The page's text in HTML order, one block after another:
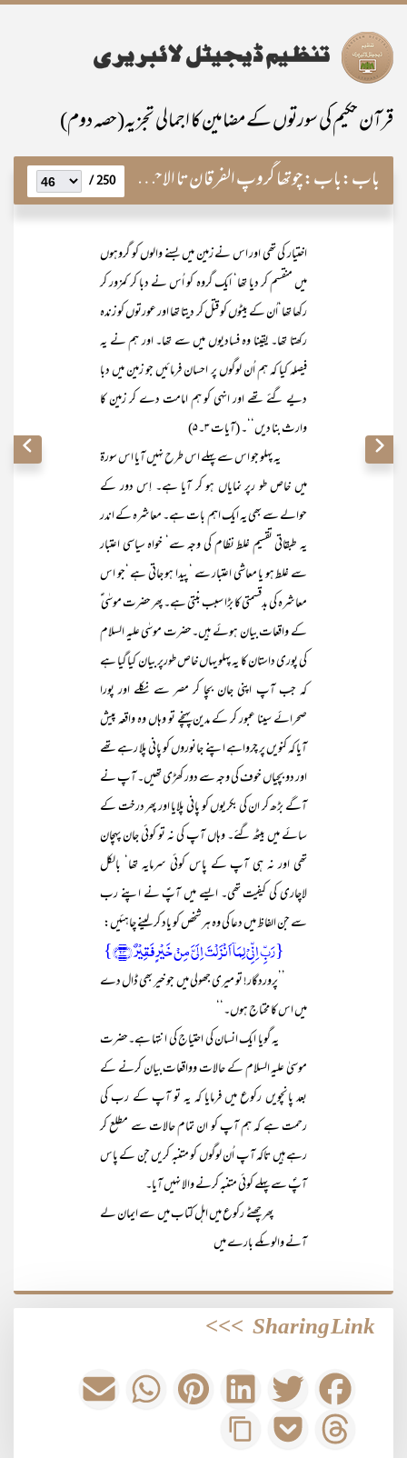
قرآن حکیم کی سورتوں کے مضامین کا اجمالی تجزیہ(حصہ دوم)
باب:باب:چوتھا گروپ الفرقان تا الاحزاب 250 /
اختیار کی تھی اور اس نے زمین میں بسنے والوں کو گروہوں
میں منقسم کر دیا تھا‘ ایک گروہ کو اُس نے دبا کر کمزور کر
رکھا تھا‘اُن کے بیٹوں کو قتل کر دیتا تھا اور عورتوں کو زندہ
رکھتا تھا۔ یقینا وہ فسادیوں میں سے تھا۔ اور ہم نے یہ
فیصلہ کیا کہ ہم اُن لوگوں پر احسان فرمائیں جو زمین میں دبا
دیے گئے تھے اور انہی کو ہم امامت دے کر زمین کا
وارث بنا دیں‘‘۔ (آیات ۳۔۵)
یہ پہلو جو اس سے پہلے اس طرح نہیں آیا اس سورۃ
میں خاص طو رپر نمایاں ہو کر آیا ہے۔ اِس دور کے
حوالے سے بھی یہ ایک اہم بات ہے۔ معاشرہ کے اندر
یہ طبقاتی تقسیم غلط نظام کی وجہ سے‘ خواہ سیاسی اعتبار
سے غلط ہو یا معاشی اعتبار سے ‘ پیدا ہو جاتی ہے ‘جو اس
معاشرہ کی بدقسمتی کا بڑا سبب بنتی ہے۔ پھر حضرت موسٰی ؑ
کے واقعات بیان ہوئے ہیں۔حضرت موسٰی علیہ السلام
کی پوری داستان کا یہ پہلو یہاں خاص طورپر بیان کیا گیا ہے
کہ جب آپ اپنی جان بچا کر مصر سے نکلے اور پورا
صحرائے سینا عبور کر کے مدین پہنچے تو وہاں وہ واقعہ پیش
آیا کہ کنویں پر چرواہے اپنے جانوروں کو پانی پلا رہے تھے
اور دو بچیاں خوف کی وجہ سے دور کھڑی تھیں۔ آپ نے
آگے بڑھ کر ان کی بکریوں کو پانی پلایا اور پھر درخت کے
سائے میں بیٹھ گئے۔ وہاں آپ کی نہ تو کوئی جان پہچان
تھی اور نہ ہی آپ کے پاس کوئی سرمایہ تھا‘ بالکل
لاچاری کی کیفیت تھی۔ ایسے میں آپؑ نے اپنے رب
سے جن الفاظ میں دعا کی وہ ہر شخص کو یاد کر لینے چاہئیں:
{رَبِّ اِنِّیۡ لِمَاۤ اَنۡزَلۡتَ اِلَیَّ مِنۡ خَیۡرٍ فَقِیۡرٌ ﴿۲۴﴾}
’’پروردگار! تو میری جھولی میں جو خیر بھی ڈال دے
میں اس کا محتاج ہوں۔‘‘
یہ گویا ایک انسان کی احتیاج کی انتہا ہے۔حضرت
موسیٰ علیہ السلام کے حالات وواقعات بیان کرنے کے
بعد پانچویں رکوع میں فرمایا کہ یہ تو آپ کے رب کی
رحمت ہے کہ ہم آپ کو ان تمام حالات سے مطلع کر
رہے ہیں تاکہ آپ اُن لوگوں کو متنبہ کریں جن کے پاس
آپؐ سے پہلے کوئی متنبہ کرنے والا نہیں آیا۔
پھر چھٹے رکوع میں اہل کتاب میں سے ایمان لے
آنے والوںکے بارے میں
Sharing Link
>>>